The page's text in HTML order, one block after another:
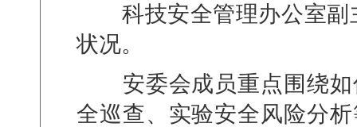
科技安全管理办公室
状况。
安委会成员重点围绕
全巡查、实验安全风险分